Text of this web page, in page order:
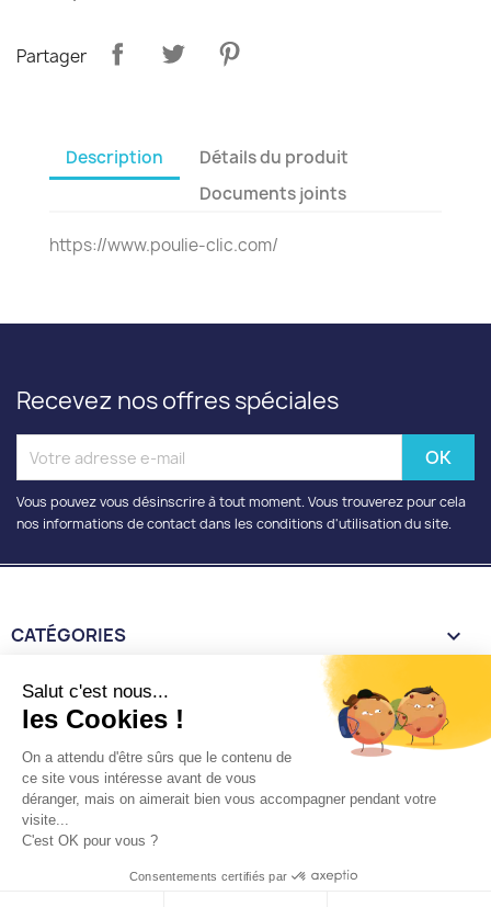
Partager
Description
Détails du produit
Documents joints
https://www.poulie-clic.com/
Recevez nos offres spéciales
Vous pouvez vous désinscrire à tout moment. Vous trouverez pour cela
nos informations de contact dans les conditions d'utilisation du site.
CATÉGORIES 
INFORMATIONS 
VOTRE COMPTE 
INFORMATIONS
Copyright 2026 © Tous droits réservés
Salut c'est nous...
les Cookies !
On a attendu d'être sûrs que le contenu de
ce site vous intéresse avant de vous
déranger, mais on aimerait bien vous accompagner pendant votre
visite...
C'est OK pour vous ?
Consentements certifiés par